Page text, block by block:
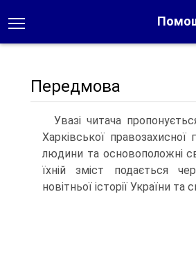
Передмова
Увазі читача
Харківської правозахисної
людини та основоположні
їхній зміст подається
новітньої історії України та